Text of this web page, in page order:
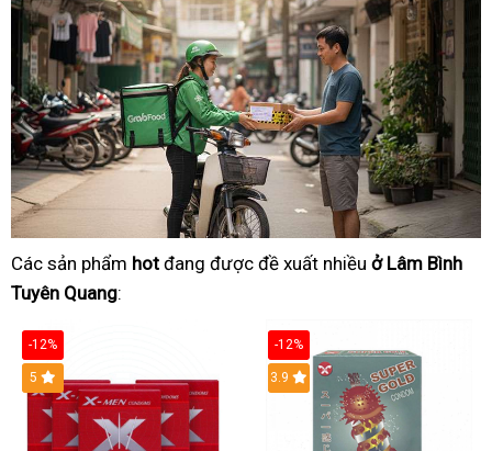
Các sản phẩm hot đang được đề xuất nhiều ở Lâm Bình
Tuyên Quang:
-12%
Hot
5
-12%
3.9